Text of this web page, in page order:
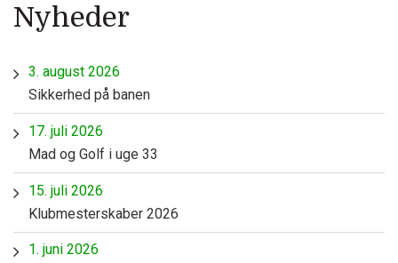
Nyheder
3. august 2026
Sikkerhed på banen
17. juli 2026
Mad og Golf i uge 33
15. juli 2026
Klubmesterskaber 2026
1. juni 2026